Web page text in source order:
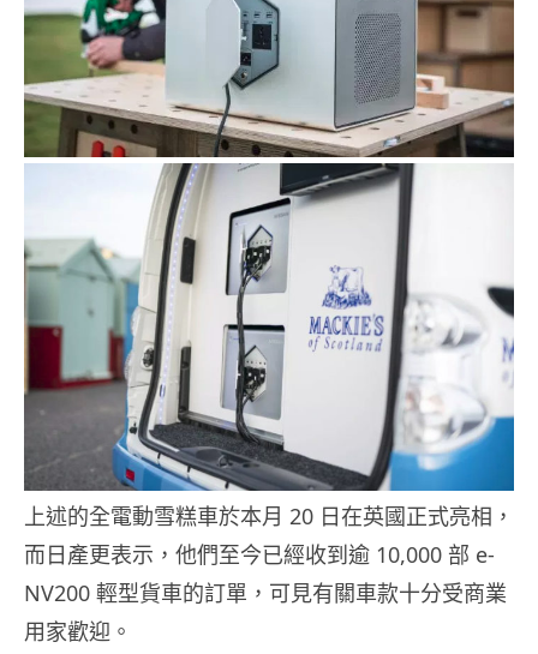
上述的全電動雪糕車於本月 20 日在英國正式亮相，
而日產更表示，他們至今已經收到逾 10,000 部 e-
NV200 輕型貨車的訂單，可見有關車款十分受商業
用家歡迎。